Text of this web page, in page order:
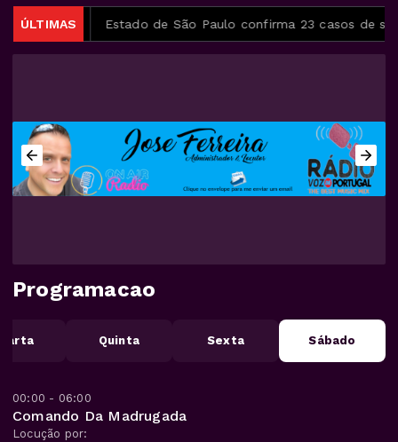
ÚLTIMAS
úteis Estado de São Paulo confirma 23 casos de
Programacao
Quinta Sexta Sábado
00:00 - 06:00
Comando Da Madrugada
Locução por: